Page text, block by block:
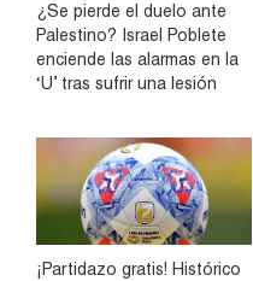
¿Se pierde el duelo ante
Palestino? Israel Poblete
enciende las alarmas en la
‘U’ tras sufrir una lesión
¡Partidazo gratis! Histórico